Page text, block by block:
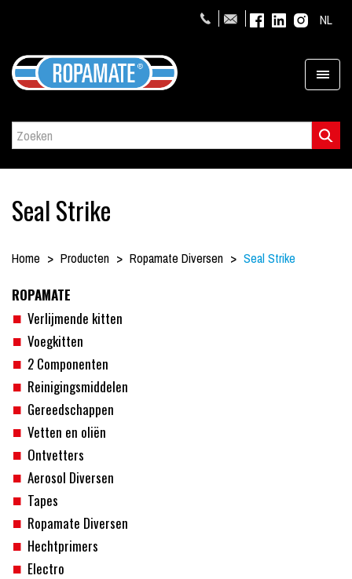
NL
Seal Strike
Home Producten Ropamate Diversen Seal Strike
ROPAMATE
Verlijmende kitten
Voegkitten
2 Componenten
Reinigingsmiddelen
Gereedschappen
Vetten en oliën
Ontvetters
Aerosol Diversen
Tapes
Ropamate Diversen
Hechtprimers
Electro